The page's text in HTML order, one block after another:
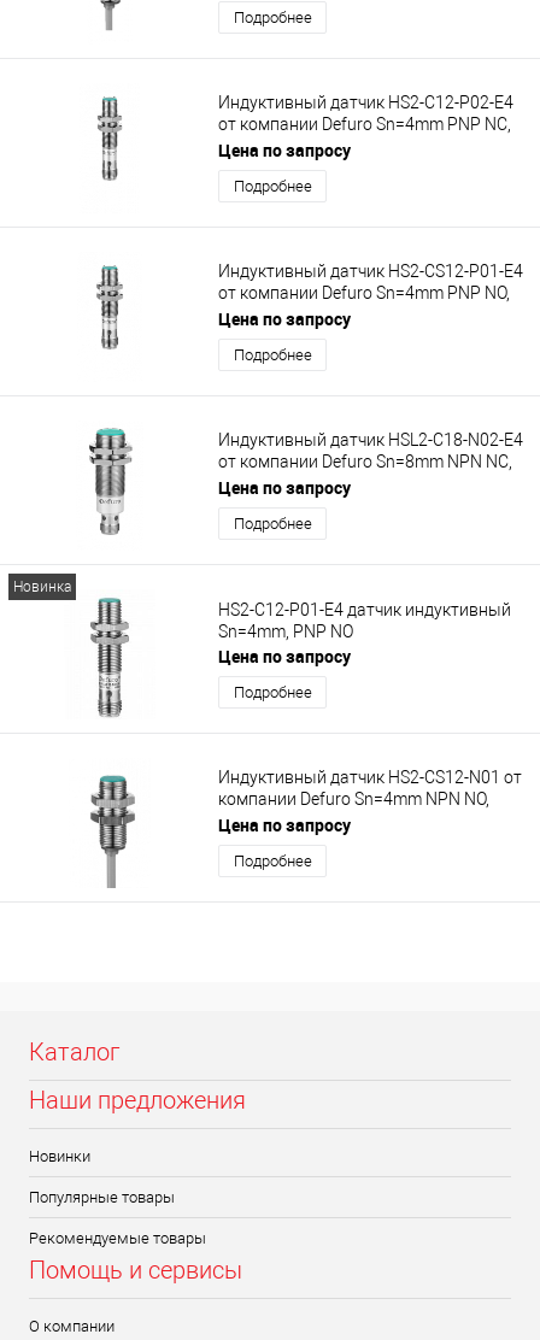
Подробнее
Индуктивный датчик HS2-C12-P02-E4
от компании Defuro Sn=4mm PNP NC,
M12x1
Цена по запросу
Подробнее
Индуктивный датчик HS2-CS12-P01-E4
от компании Defuro Sn=4mm PNP NO,
M12x1
Цена по запросу
Подробнее
Индуктивный датчик HSL2-C18-N02-E4
от компании Defuro Sn=8mm NPN NС,
M18x1
Цена по запросу
Подробнее
Новинка
HS2-C12-P01-E4 датчик индуктивный
Sn=4mm, PNP NO
Цена по запросу
Подробнее
Индуктивный датчик HS2-CS12-N01 от
компании Defuro Sn=4mm NPN NO,
M12x1
Цена по запросу
Подробнее
Каталог
Наши предложения
Новинки
Популярные товары
Рекомендуемые товары
Помощь и сервисы
О компании